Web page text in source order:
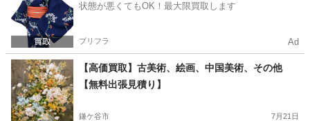
状態が悪くてもOK！最大限買取します
プリフラ Ad
【高価買取】古美術、絵画、中国美術、その他
【無料出張見積り】
鎌ケ谷市 7月21日